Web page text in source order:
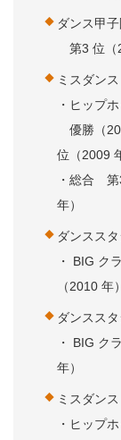
ダンス甲
第3 位（
ミスダン
・ヒップ
優勝（
位（2009
・総合
年）
ダンスス
・ BIG
（2010 年）
ダンスス
・ BIG ク
年）
ミスダン
・ヒップ